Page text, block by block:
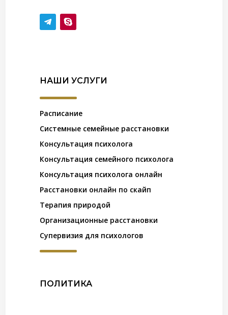
НАШИ УСЛУГИ
Расписание
Системные семейные расстановки
Консультация психолога
Консультация семейного психолога
Консультация психолога онлайн
Расстановки онлайн по скайп
Терапия природой
Организационные расстановки
Супервизия для психологов
ПОЛИТИКА